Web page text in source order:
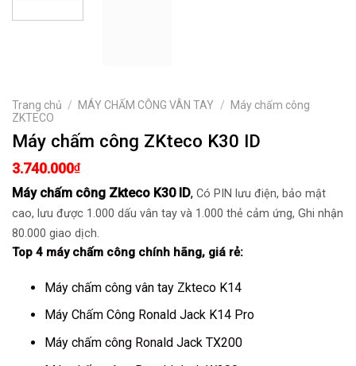
Trang chủ / MÁY CHẤM CÔNG VÂN TAY /
Máy chấm công
ZKTECO
Máy chấm công ZKteco K30 ID
3.740.000₫
Máy chấm công Zkteco K30 ID, Có PIN lưu điện, bảo mật
cao, l ưu được 1.000 dấu vân tay và 1.000 thẻ cảm ứng, Ghi nhận
80.000 giao dịch.
Top 4 máy chấm công chính hãng, giá rẻ:
Máy chấm công vân tay Zkteco K14
Máy Chấm Công Ronald Jack K14 Pro
Máy chấm công Ronald Jack TX200